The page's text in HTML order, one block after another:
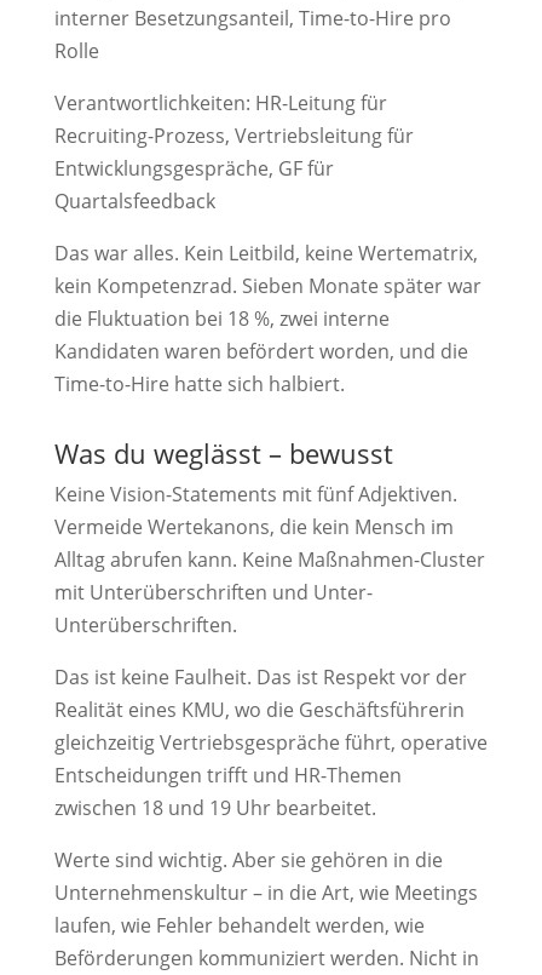
interner Besetzungsanteil, Time-to-Hire pro
Rolle
Verantwortlichkeiten: HR-Leitung für
Recruiting-Prozess, Vertriebsleitung für
Entwicklungsgespräche, GF für
Quartalsfeedback
Das war alles. Kein Leitbild, keine Wertematrix,
kein Kompetenzrad. Sieben Monate später war
die Fluktuation bei 18 %, zwei interne
Kandidaten waren befördert worden, und die
Time-to-Hire hatte sich halbiert.
Was du weglässt – bewusst
Keine Vision-Statements mit fünf Adjektiven.
Vermeide Wertekanons, die kein Mensch im
Alltag abrufen kann. Keine Maßnahmen-Cluster
mit Unterüberschriften und Unter-
Unterüberschriften.
Das ist keine Faulheit. Das ist Respekt vor der
Realität eines KMU, wo die Geschäftsführerin
gleichzeitig Vertriebsgespräche führt, operative
Entscheidungen trifft und HR-Themen
zwischen 18 und 19 Uhr bearbeitet.
Werte sind wichtig. Aber sie gehören in die
Unternehmenskultur – in die Art, wie Meetings
laufen, wie Fehler behandelt werden, wie
Beförderungen kommuniziert werden. Nicht in